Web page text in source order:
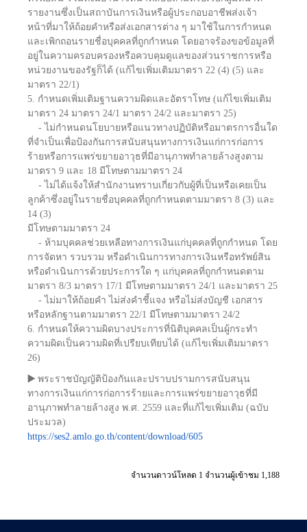
รายงานซึ่งเป็นสถาบันการเงินหรือผู้ประกอบอาชีพส่งเจ้า
หน้าที่มาให้ถ้อยคำหรือส่งเอกสารต่าง ๆ มาใช้ในการกำหนด
และเพิกถอนรายชื่อบุคคลที่ถูกกำหนด โดยอาจร้องขอข้อมูลที่
อยู่ในความครอบครองหรือควบคุมดูแลของส่วนราชการหรือ
หน่วยงานของรัฐก็ได้ (แก้ไขเพิ่มเติมมาตรา 22 (4) (5) และ
มาตรา 22/1)
5. กำหนดเพิ่มเติมฐานความผิดและอัตราโทษ (แก้ไขเพิ่มเติม
มาตรา 24 มาตรา 24/1 มาตรา 24/2 และมาตรา 25)
- ไม่กำหนดนโยบายหรือแนวทางปฏิบัติหรือมาตรการอื่นใด
ที่จำเป็นเพื่อป้องกันการสนับสนุนทางการเงินแก่การก่อการ
ร้ายหรือการแพร่ขยายอาวุธที่มีอานุภาพทำลายล้างสูงตาม
มาตรา 9 และ 18 มีโทษตามมาตรา 24
- ไม่ได้แจ้งให้สำนักงานทราบเกี่ยวกับผู้ที่เป็นหรือเคยเป็น
ลูกค้าซึ่งอยู่ในรายชื่อบุคคลที่ถูกกำหนดตามมาตรา 8 (3) และ
14 (3)
มีโทษตามมาตรา 24
- ห้ามบุคคลช่วยเหลือทางการเงินแก่บุคคลที่ถูกกำหนด โดย
การจัดหา รวบรวม หรือดำเนินการทางการเงินหรือทรัพย์สิน
หรือดำเนินการด้วยประการใด ๆ แก่บุคคลที่ถูกกำหนดตาม
มาตรา 8/3 มาตรา 17/1 มีโทษตามมาตรา 24/1 และมาตรา 25
- ไม่มาให้ถ้อยคำ ไม่ส่งคำชี้แจง หรือไม่ส่งบัญชี เอกสาร
หรือหลักฐานตามมาตรา 22/1 มีโทษตามมาตรา 24/2
6. กำหนดให้ความผิดบางประการที่นิติบุคคลเป็นผู้กระทำ
ความผิดเป็นความผิดที่เปรียบเทียบได้ (แก้ไขเพิ่มเติมมาตรา
26)
▶️ พระราชบัญญัติป้องกันและปราบปรามการสนับสนุน
ทางการเงินแก่การก่อการร้ายและการแพร่ขยายอาวุธที่มี
อานุภาพทำลายล้างสูง พ.ศ. 2559 และที่แก้ไขเพิ่มเติม (ฉบับ
ประมวล)
https://ses2.amlo.go.th/content/download/605
จำนวนดาวน์โหลด 1 จำนวนผู้เข้าชม 1,188